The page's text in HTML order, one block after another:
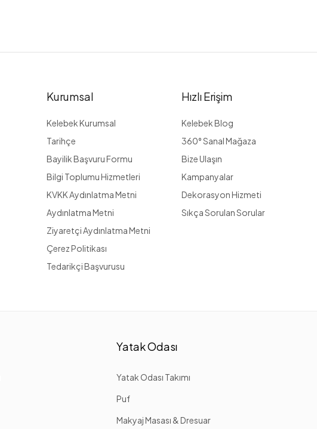
Kurumsal
Kelebek Kurumsal
Tarihçe
Bayilik Başvuru Formu
Bilgi Toplumu Hizmetleri
KVKK Aydınlatma Metni
Aydınlatma Metni
Ziyaretçi Aydınlatma Metni
Çerez Politikası
Tedarikçi Başvurusu
Hızlı Erişim
Kelebek Blog
360° Sanal Mağaza
Bize Ulaşın
Kampanyalar
Dekorasyon Hizmeti
Sıkça Sorulan Sorular
Yatak Odası
Yatak Odası Takımı
Puf
Makyaj Masası & Dresuar